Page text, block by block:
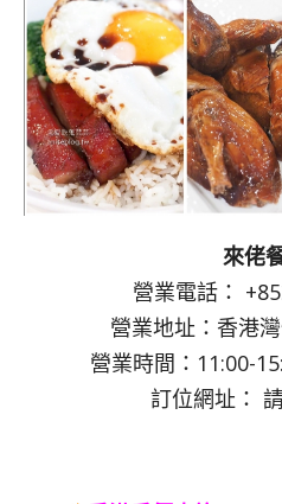
來佬
營業電話：
營業地址：香港
營業時間：11:00-
訂位網址：